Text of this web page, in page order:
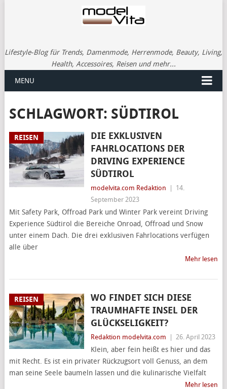
Lifestyle-Blog für Trends, Damenmode, Herrenmode, Beauty, Living,
Health, Accessoires, Reisen und mehr...
MENU
SCHLAGWORT: SÜDTIROL
REISEN
DIE EXKLUSIVEN
FAHRLOCATIONS DER
DRIVING EXPERIENCE
SÜDTIROL
modelvita.com Redaktion
14.
September 2023
Mit Safety Park, Offroad Park und Winter Park vereint Driving
Experience Südtirol die Bereiche Onroad, Offroad und Snow
unter einem Dach. Die drei exklusiven Fahrlocations verfügen
alle über
Mehr lesen
REISEN
WO FINDET SICH DIESE
TRAUMHAFTE INSEL DER
GLÜCKSELIGKEIT?
Redaktion modelvita.com 26. April 2023
Klein, aber fein heißt es hier und das
mit Recht. Es ist ein privater Rückzugsort voll Genuss, an dem
man seine Seele baumeln lassen und die kulinarische Vielfalt
Mehr lesen